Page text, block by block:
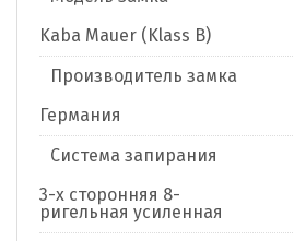
Kaba Mauer (Klass B)
Производитель замка
Германия
Система запирания
3-х сторонняя 8-
ригельная усиленная